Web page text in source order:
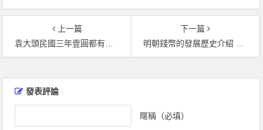
上一篇
袁大頭民國三年壹圓都有哪些版本 袁大頭民國三年壹圓民字帶一點值多少錢
下一篇
明朝錢幣的發展歷史介紹 明朝錢幣都有哪些值得收藏？
發表評論
暱稱（必填）